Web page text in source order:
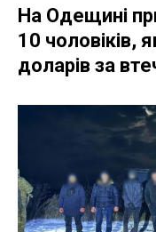
На Одещині
10 чоловіків,
доларів за